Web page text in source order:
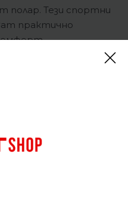
полар. Тези спортни
практично
глезени за